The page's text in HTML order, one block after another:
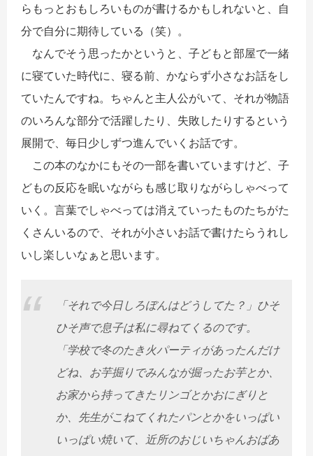
らもっとおもしろいものが書けるかもしれないと、自
分で自分に期待している（笑）。
なんでそう思ったかというと、子どもと部屋で一緒
に寝ていた時代に、寝る前、かならず小さなお話をし
ていたんですね。ちゃんと主人公がいて、それが物語
のいろんな部分で活躍したり、失敗したりするという
展開で、毎日少しずつ進んでいくお話です。
この本のなかにもその一部を書いていますけど、子
どもの反応を眠いながらも感じ取りながらしゃべって
いく。言葉でしゃべっては消えていったものたちがた
くさんいるので、それが小さいお話で書けたらうれし
いし楽しいなぁと思います。
「それで今日しろぼんはどうしてた？」ひそ
ひそ声で息子は私に尋ねてくるのです。
「学校で冬のたき火パーティがあったんだけ
どね、お芋掘りでみんなが掘ったお芋とか、
お家から持ってきたリンゴとかおにぎりと
か、先生がこねてくれたパンとかをいっぱい
いっぱい焼いて、近所のおじいちゃんおばあ